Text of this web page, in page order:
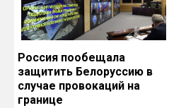
Россия пообещала
защитить Белоруссию в
случае провокаций на
границе